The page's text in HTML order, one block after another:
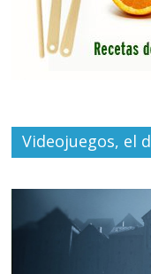
Videojuegos, el